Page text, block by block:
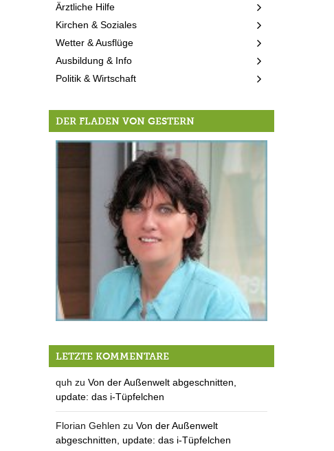
Ärztliche Hilfe
Kirchen & Soziales
Wetter & Ausflüge
Ausbildung & Info
Politik & Wirtschaft
DER FLADEN VON GESTERN
LETZTE KOMMENTARE
quh zuVon der Außenwelt abgeschnitten,
update: das i-Tüpfelchen
Florian Gehlen zuVon der Außenwelt
abgeschnitten, update: das i-Tüpfelchen